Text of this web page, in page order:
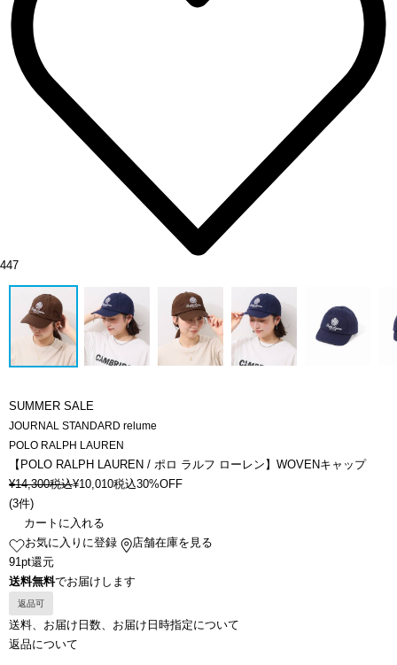
447
SUMMER SALE
JOURNAL STANDARD relume
POLO RALPH LAUREN
【POLO RALPH LAUREN / ポロ ラルフ ローレン】WOVENキャップ
¥14,300税込¥10,010税込30%OFF
(3件)
カートに入れる
お気に入りに登録
店舗在庫を見る
91pt還元
送料無料でお届けします
返品可
送料、お届け日数、お届け日時指定について
返品について